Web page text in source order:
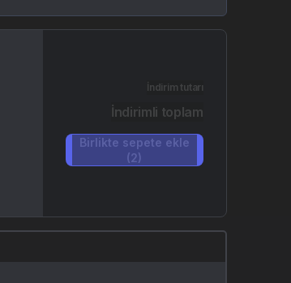
İndirim tutarı
İndirimli toplam
Birlikte sepete ekle
(2)